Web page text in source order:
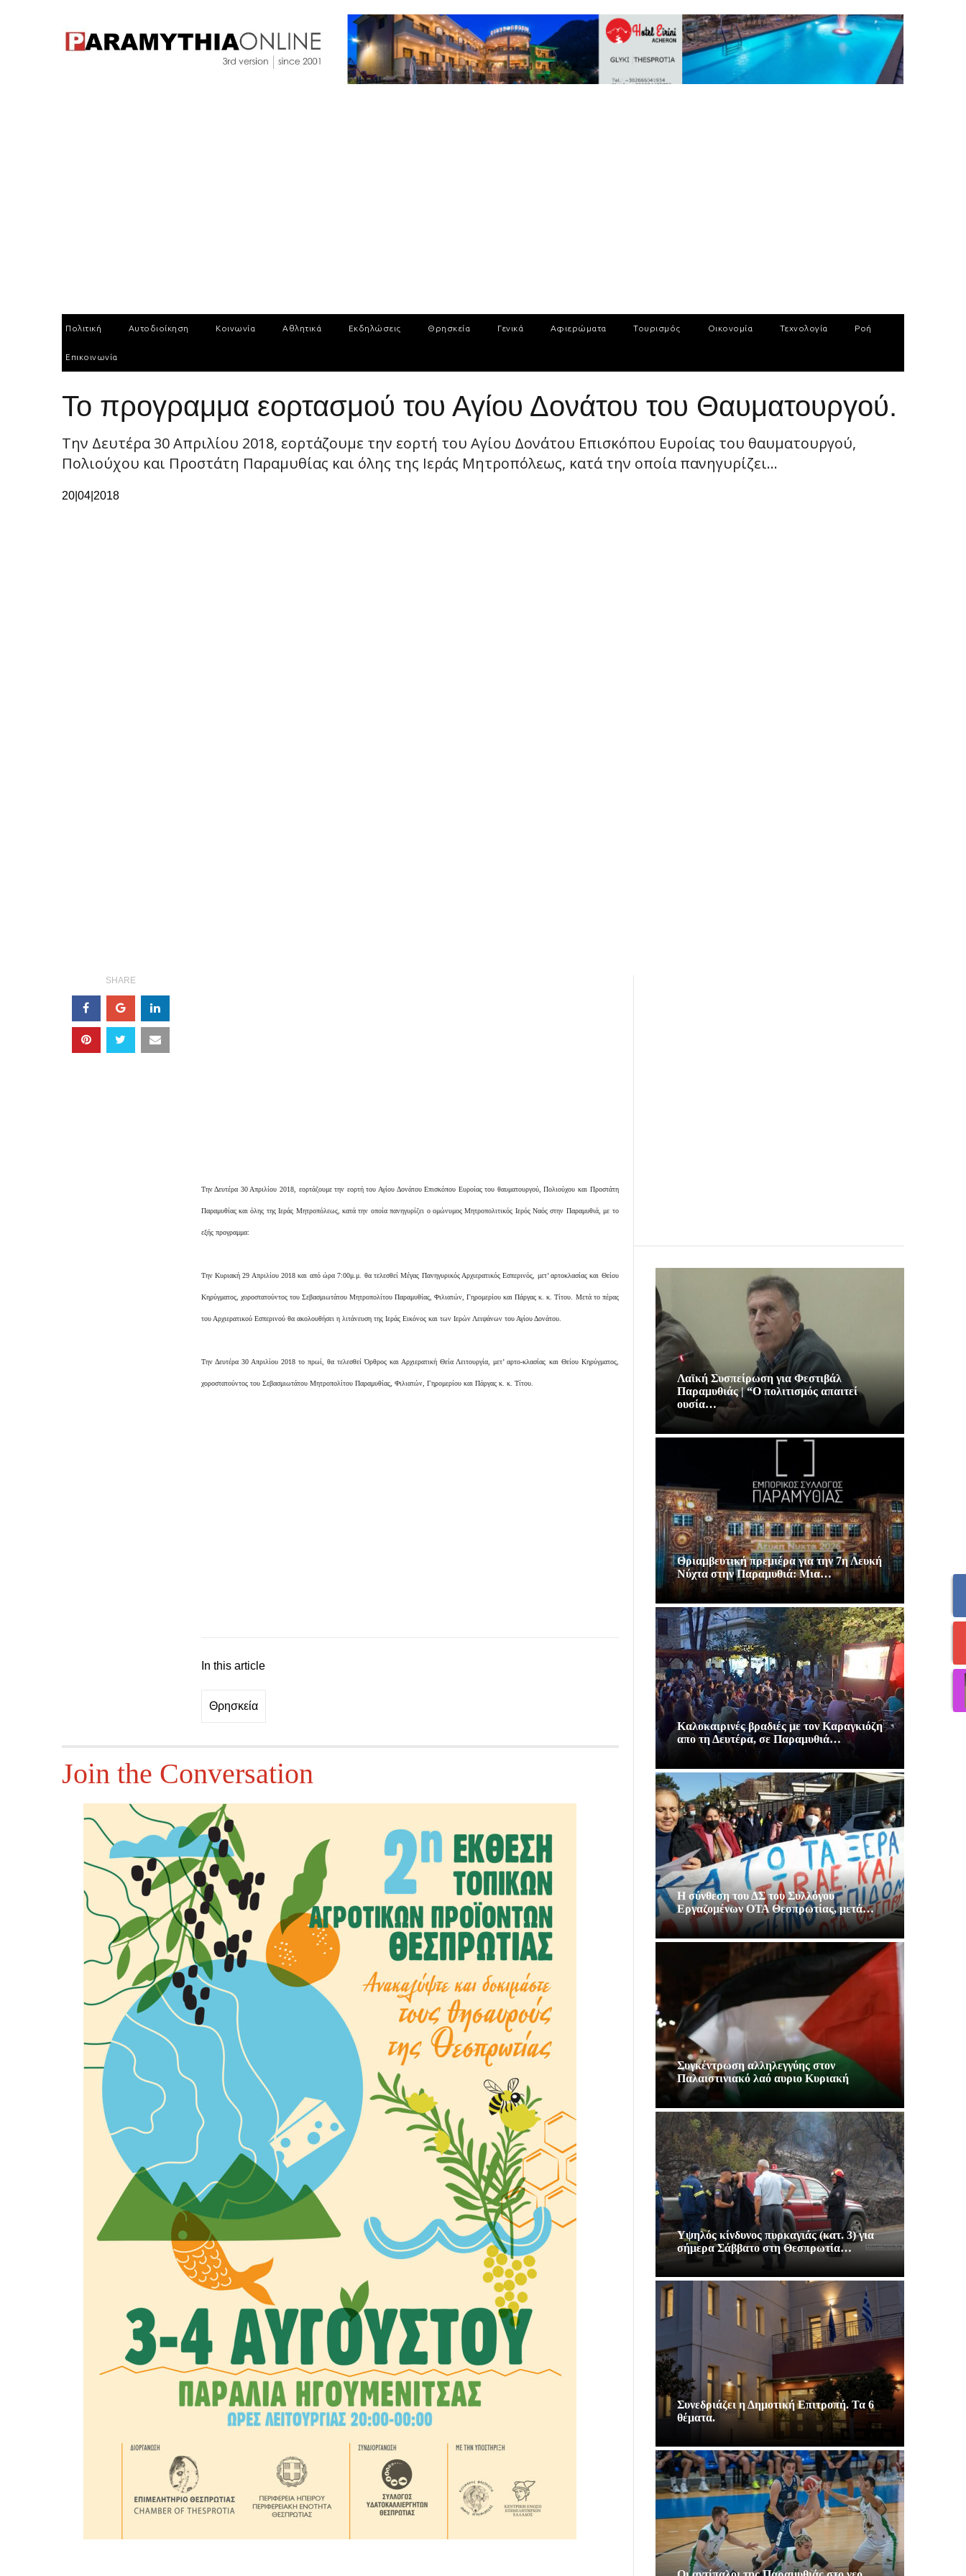
Πολιτική Αυτοδιοίκηση Κοινωνία Αθλητικά Εκδηλώσεις Θρησκεία Γενικά Αφιερώματα Τουρισμός Οικονομία Τεχνολογία Ροή
Επικοινωνία
Το προγραμμα εορτασμού του Αγίου Δονάτου του Θαυματουργού.
Την Δευτέρα 30 Απριλίου 2018, εορτάζουμε την εορτή του Αγίου Δονάτου Επισκόπου Ευροίας του θαυματουργού,
Πολιούχου και Προστάτη Παραμυθίας και όλης της Ιεράς Μητροπόλεως, κατά την οποία πανηγυρίζει...
20|04|2018
SHARE
Την Δευτέρα 30 Απριλίου 2018, εορτάζουμε την εορτή του Αγίου Δονάτου Επισκόπου Ευροίας του θαυματουργού, Πολιούχου και Προστάτη
Παραμυθίας και όλης της Ιεράς Μητροπόλεως, κατά την οποία πανηγυρίζει ο ομώνυμος Μητροπολιτικός Ιερός Ναός στην Παραμυθιά, με το
εξής προγραμμα:
Την Κυριακή 29 Απριλίου 2018 και από ώρα 7:00μ.μ. θα τελεσθεί Μέγας Πανηγυρικός Αρχιερατικός Εσπερινός, μετ’ αρτοκλασίας και Θείου
Κηρύγματος, χοροστατούντος του Σεβασμιωτάτου Μητροπολίτου Παραμυθίας, Φιλιατών, Γηρομερίου και Πάργας κ. κ. Τίτου. Μετά το πέρας
του Αρχιερατικού Εσπερινού θα ακολουθήσει η λιτάνευση της Ιεράς Εικόνος και των Ιερών Λειψάνων του Αγίου Δονάτου.
Την Δευτέρα 30 Απριλίου 2018 το πρωί, θα τελεσθεί Όρθρος και Αρχιερατική Θεία Λειτουργία, μετ’ αρτο-κλασίας και Θείου Κηρύγματος,
χοροστατούντος του Σεβασμιωτάτου Μητροπολίτου Παραμυθίας, Φιλιατών, Γηρομερίου και Πάργας κ. κ. Τίτου.
In this article
Θρησκεία
Join the Conversation
Λαϊκή Συσπείρωση για Φεστιβάλ
Παραμυθιάς | “Ο πολιτισμός απαιτεί
ουσία…
Θριαμβευτική πρεμιέρα για την 7η Λευκή
Νύχτα στην Παραμυθιά: Μια…
Καλοκαιρινές βραδιές με τον Καραγκιόζη
απο τη Δευτέρα, σε Παραμυθιά…
Η σύνθεση του ΔΣ του Συλλόγου
Εργαζομένων ΟΤΑ Θεσπρωτίας, μετά…
Συγκέντρωση αλληλεγγύης στον
Παλαιστινιακό λαό αυριο Κυριακή
Υψηλός κίνδυνος πυρκαγιάς (κατ. 3) για
σήμερα Σάββατο στη Θεσπρωτία…
Συνεδριάζει η Δημοτική Επιτροπή. Τα 6
θέματα.